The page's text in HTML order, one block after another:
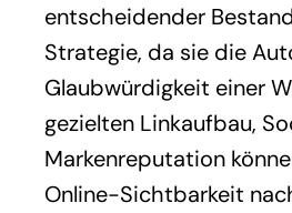
entscheidender
Strategie, da sie die
Glaubwürdigkeit einer
gezielten Linkaufbau,
Markenreputation
Online-Sichtbarkeit